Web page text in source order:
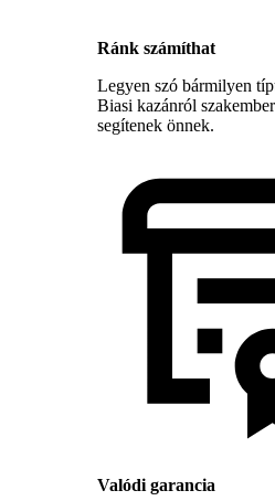
Ránk számíthat
Legyen szó bármilyen
Biasi kazánról
segítenek önnek.
Valódi garancia